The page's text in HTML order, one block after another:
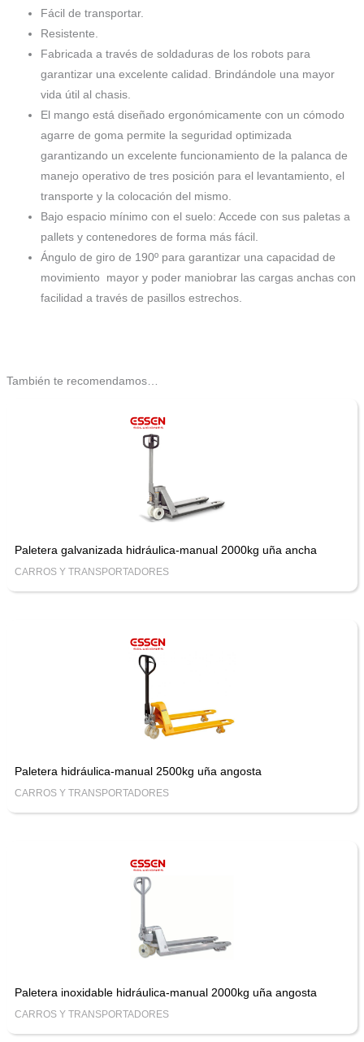
Fácil de transportar.
Resistente.
Fabricada a través de soldaduras de los robots para
garantizar una excelente calidad. Brindándole una mayor
vida útil al chasis.
El mango está diseñado ergonómicamente con un cómodo
agarre de goma permite la seguridad optimizada
garantizando un excelente funcionamiento de la palanca de
manejo operativo de tres posición para el levantamiento, el
transporte y la colocación del mismo.
Bajo espacio mínimo con el suelo: Accede con sus paletas a
pallets y contenedores de forma más fácil.
Ángulo de giro de 190º para garantizar una capacidad de
movimiento mayor y poder maniobrar las cargas anchas con
facilidad a través de pasillos estrechos.
También te recomendamos…
Paletera galvanizada hidráulica-manual 2000kg uña ancha
CARROS Y TRANSPORTADORES
Paletera hidráulica-manual 2500kg uña angosta
CARROS Y TRANSPORTADORES
Paletera inoxidable hidráulica-manual 2000kg uña angosta
CARROS Y TRANSPORTADORES